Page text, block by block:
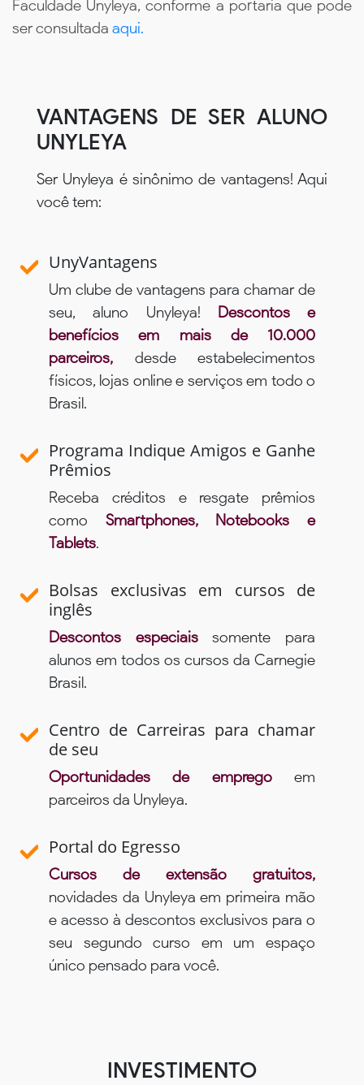
Faculdade Unyleya, conforme a portaria que pode
ser consultada aqui.
VANTAGENS DE SER ALUNO
UNYLEYA
Ser Unyleya é sinônimo de vantagens! Aqui
você tem:
UnyVantagens
Um clube de vantagens para chamar de
seu, aluno Unyleya! Descontos e
benefícios em mais de 10.000
parceiros, desde estabelecimentos
físicos, lojas online e serviços em todo o
Brasil.
Programa Indique Amigos e Ganhe
Prêmios
Receba créditos e resgate prêmios
como Smartphones, Notebooks e
Tablets.
Bolsas exclusivas em cursos de
inglês
Descontos especiaissomente para
alunos em todos os cursos da Carnegie
Brasil.
Centro de Carreiras para chamar
de seu
Oportunidades de empregoem
parceiros da Unyleya.
Portal do Egresso
Cursos de extensão gratuitos,
novidades da Unyleya em primeira mão
e acesso à descontos exclusivos para o
seu segundo curso em um espaço
único pensado para você.
INVESTIMENTO